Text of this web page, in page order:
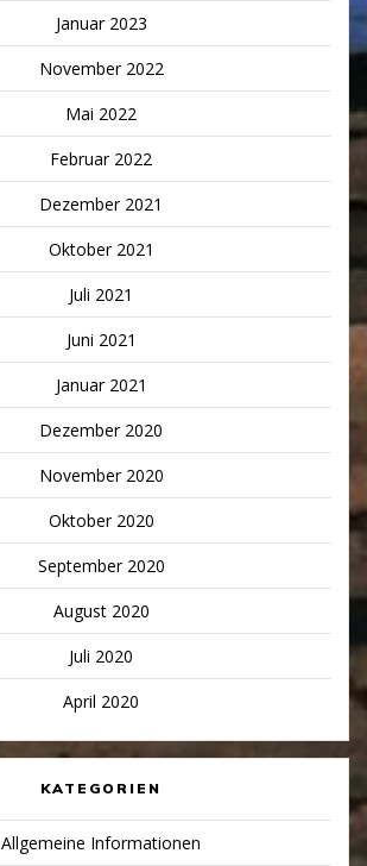
Januar 2023
November 2022
Mai 2022
Februar 2022
Dezember 2021
Oktober 2021
Juli 2021
Juni 2021
Januar 2021
Dezember 2020
November 2020
Oktober 2020
September 2020
August 2020
Juli 2020
April 2020
KATEGORIEN
Allgemeine Informationen